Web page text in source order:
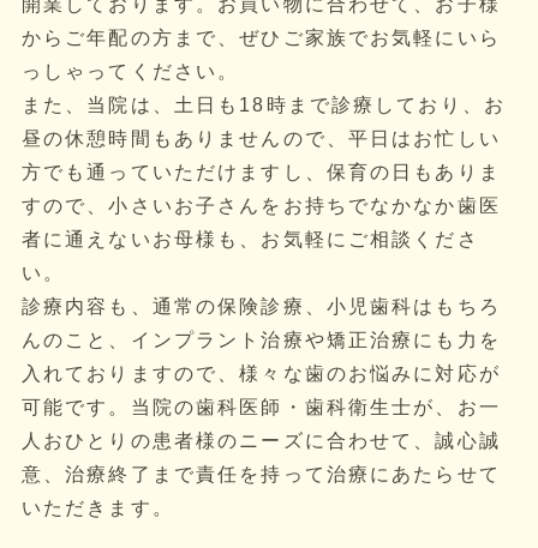
からご年配の方まで、ぜひご家族でお気軽にいら
っしゃってください。
また、当院は、土日も18時まで診療しており、お
昼の休憩時間もありませんので、平日はお忙しい
方でも通っていただけますし、保育の日もありま
すので、小さいお子さんをお持ちでなかなか歯医
者に通えないお母様も、お気軽にご相談くださ
い。
診療内容も、通常の保険診療、小児歯科はもちろ
んのこと、インプラント治療や矯正治療にも力を
入れておりますので、様々な歯のお悩みに対応が
可能です。当院の歯科医師・歯科衛生士が、お一
人おひとりの患者様のニーズに合わせて、誠心誠
意、治療終了まで責任を持って治療にあたらせて
いただきます。